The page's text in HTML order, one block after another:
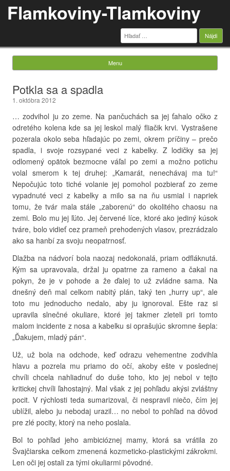
Flamkoviny-Tlamkoviny
Hľadať:
Menu
Potkla sa a spadla
1. októbra 2012
… zodvihol ju zo zeme. Na pančuchách sa jej ťahalo očko z
odretého kolena kde sa jej leskol malý fliačik krvi. Vystrašene
pozerala okolo seba hľadajúc po zemi, okrem príčiny – prečo
spadla, i svoje rozsypané veci z kabelky. Z lodičky sa jej
odlomený opätok bezmocne váľal po zemi a možno potichu
volal smerom k tej druhej: „Kamarát, nenechávaj ma tu!“
Nepočujúc toto tiché volanie jej pomohol pozbierať zo zeme
vypadnuté veci z kabelky a milo sa na ňu usmial i napriek
tomu, že tvár mala stále „zaborenú“ do okolitého chaosu na
zemi. Bolo mu jej ľúto. Jej červené líce, ktoré ako jediný kúsok
tváre, bolo vidieť cez prameň prehodených vlasov, prezrádzalo
ako sa hanbí za svoju neopatrnosť.
Dlažba na nádvorí bola naozaj nedokonalá, priam odfláknutá.
Kým sa upravovala, držal ju opatrne za rameno a čakal na
pokyn, že je v pohode a že ďalej to už zvládne sama. Na
dnešný deň mal celkom nabitý plán, taký ten „hurry up“, ale
toto mu jednoducho nedalo, aby ju ignoroval. Ešte raz si
upravila slnečné okuliare, ktoré jej takmer zleteli pri tomto
malom incidente z nosa a kabelku si oprašujúc skromne šepla:
„Ďakujem, mladý pán“.
Už, už bola na odchode, keď odrazu vehementne zodvihla
hlavu a pozrela mu priamo do očí, akoby ešte v poslednej
chvíli chcela nahliadnuť do duše toho, kto jej nebol v tejto
kritickej chvíli ľahostajný. Mal však z jej pohľadu akýsi zvláštny
pocit. V rýchlosti teda sumarizoval, či nespravil niečo, čím jej
ublížil, alebo ju nebodaj urazil… no nebol to pohľad na dôvod
pre zlé pocity, ktorý na neho poslala.
Bol to pohľad jeho ambicióznej mamy, ktorá sa vrátila zo
Švajčiarska celkom zmenená kozmeticko-plastickými zákrokmi.
Len oči jej ostali za tými okuliarmi pôvodné.